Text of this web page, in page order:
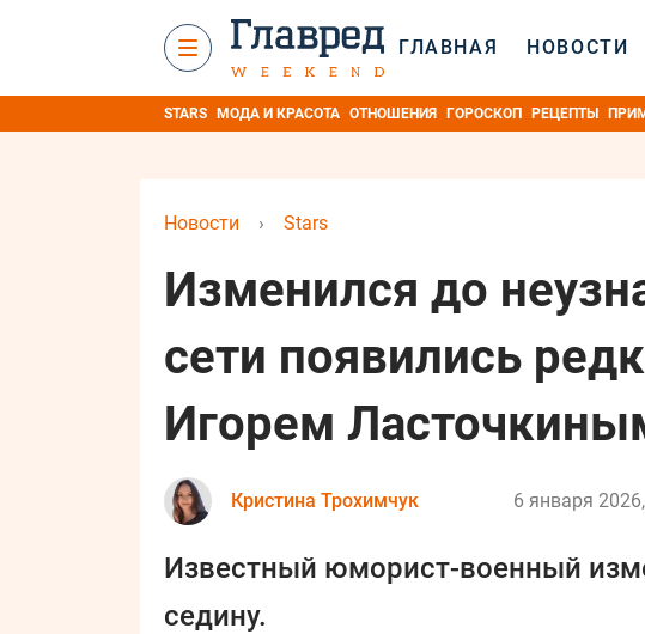
ГЛАВНАЯ НОВОСТИ
STARS МОДА И КРАСОТА ОТНОШЕНИЯ ГОРОСКОП РЕЦЕПТЫ
Новости › Stars
Изменился до
сети появились
Игорем
Кристина Трохимчук 6 января
Известный юморист-военный
седину.